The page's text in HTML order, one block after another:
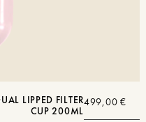
LIPPED FILTER
CUP 200ML
499,00 €